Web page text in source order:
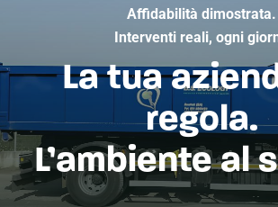
Affidabilità dimostrata.
Interventi reali, ogni
La tua
regola.
L’ambiente al